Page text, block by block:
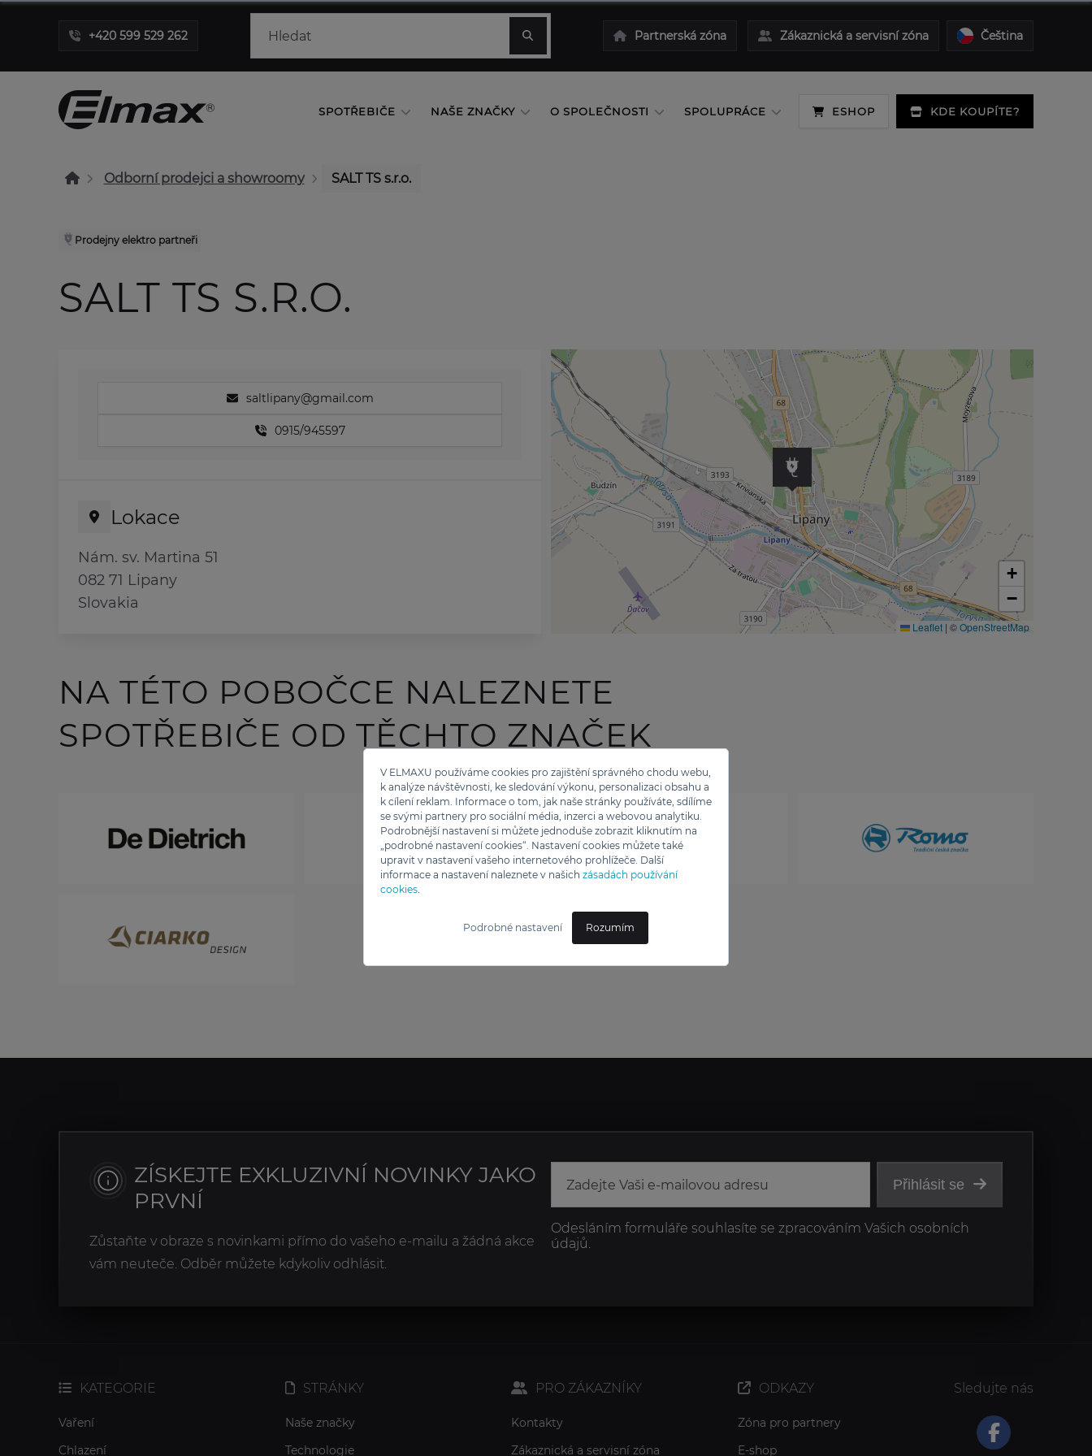
V ELMAXU používáme cookies pro zajištění správného chodu webu,
k analýze návštěvnosti, ke sledování výkonu, personalizaci obsahu a
k cílení reklam. Informace o tom, jak naše stránky používáte, sdílíme
se svými partnery pro sociální média, inzerci a webovou analytiku.
Podrobnější nastavení si můžete jednoduše zobrazit kliknutím na
„podrobné nastavení cookies“. Nastavení cookies můžete také
upravit v nastavení vašeho internetového prohlížeče. Další
informace a nastavení naleznete v našich zásadách používání
cookies.
Podrobné nastavení Rozumím
+420 599 529 262 Partnerská zóna Zákaznická a servisní zóna Čeština
SPOTŘEBIČE NAŠE ZNAČKY O SPOLEČNOSTI SPOLUPRÁCE ESHOP KDE KOUPÍTE?
Odborní prodejci a showroomy SALT TS s.r.o.
Prodejny elektro partneři
SALT TS S.R.O.
saltlipany@gmail.com
0915/945597
Lokace
Nám. sv. Martina 51
082 71 Lipany
Slovakia
+
−
Leaflet | ©OpenStreetMap
NA TÉTO POBOČCE NALEZNETE
SPOTŘEBIČE OD TĚCHTO ZNAČEK
ZÍSKEJTE EXKLUZIVNÍ NOVINKY JAKO
PRVNÍ
Zůstaňte v obraze s novinkami přímo do vašeho e-mailu a žádná akce
vám neuteče. Odběr můžete kdykoliv odhlásit.
Přihlásit se
Odesláním formuláře souhlasíte se zpracováním Vašich osobních
údajů.
KATEGORIE
Vaření
Chlazení
STRÁNKY
Naše značky
Technologie
PRO ZÁKAZNÍKY
Kontakty
Zákaznická a servisní zóna
ODKAZY
Zóna pro partnery
E-shop
Sledujte nás